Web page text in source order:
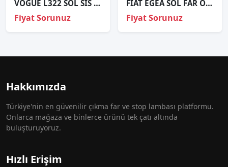
VOGUE L322 SOL SİS FARI ORJİNAL OEM0305061011
Fiyat Sorunuz
FİAT EGEA SOL FAR ORJİNAL HATASIZ
Fiyat Sorunuz
Hakkımızda
Türkiye'nin en güvenilir çıkma far ve stop lambası platformu.
Onlarca mağaza ve binlerce ürünü tek çatı altında
buluşturuyoruz.
Hızlı Erişim